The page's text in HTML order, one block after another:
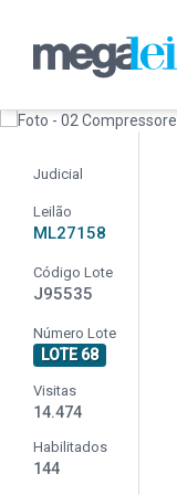
Judicial
Leilão
ML27158
Código Lote
J95535
Número Lote
LOTE 68
Visitas
14.474
Habilitados
144